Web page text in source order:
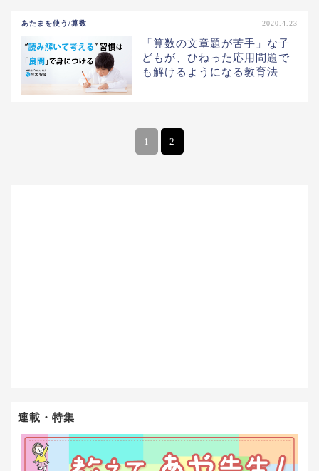
あたまを使う/算数 2020.4.23
「算数の文章題が苦手」な子
どもが、ひねった応用問題で
も解けるようになる教育法
1 2
連載・特集